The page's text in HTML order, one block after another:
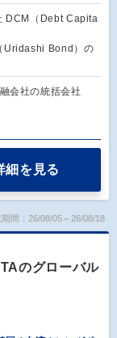
DCM（Debt Capita
Uridashi Bond）の
会社の統括会社
細を見る
間：26/08/05～26/08/18
のグローバル